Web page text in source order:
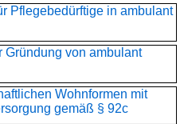
Pflegebedürftige in ambulant
Gründung von ambulant
Wohnformen mit
gemäß § 92c